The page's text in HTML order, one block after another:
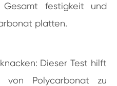
festigkeit und
platten.
Dieser Test hilft
von Polycarbonat zu